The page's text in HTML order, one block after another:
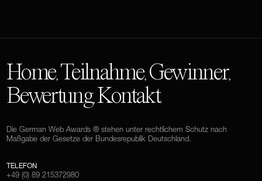
Home, Teilnahme, Gewinner,
Bewertung, Kontakt.
Die German Web Awards ® stehen unter rechtlichem Schutz nach
Maßgabe der Gesetze der Bundesrepublik Deutschland.
TELEFON
+49 (0) 89 215372980